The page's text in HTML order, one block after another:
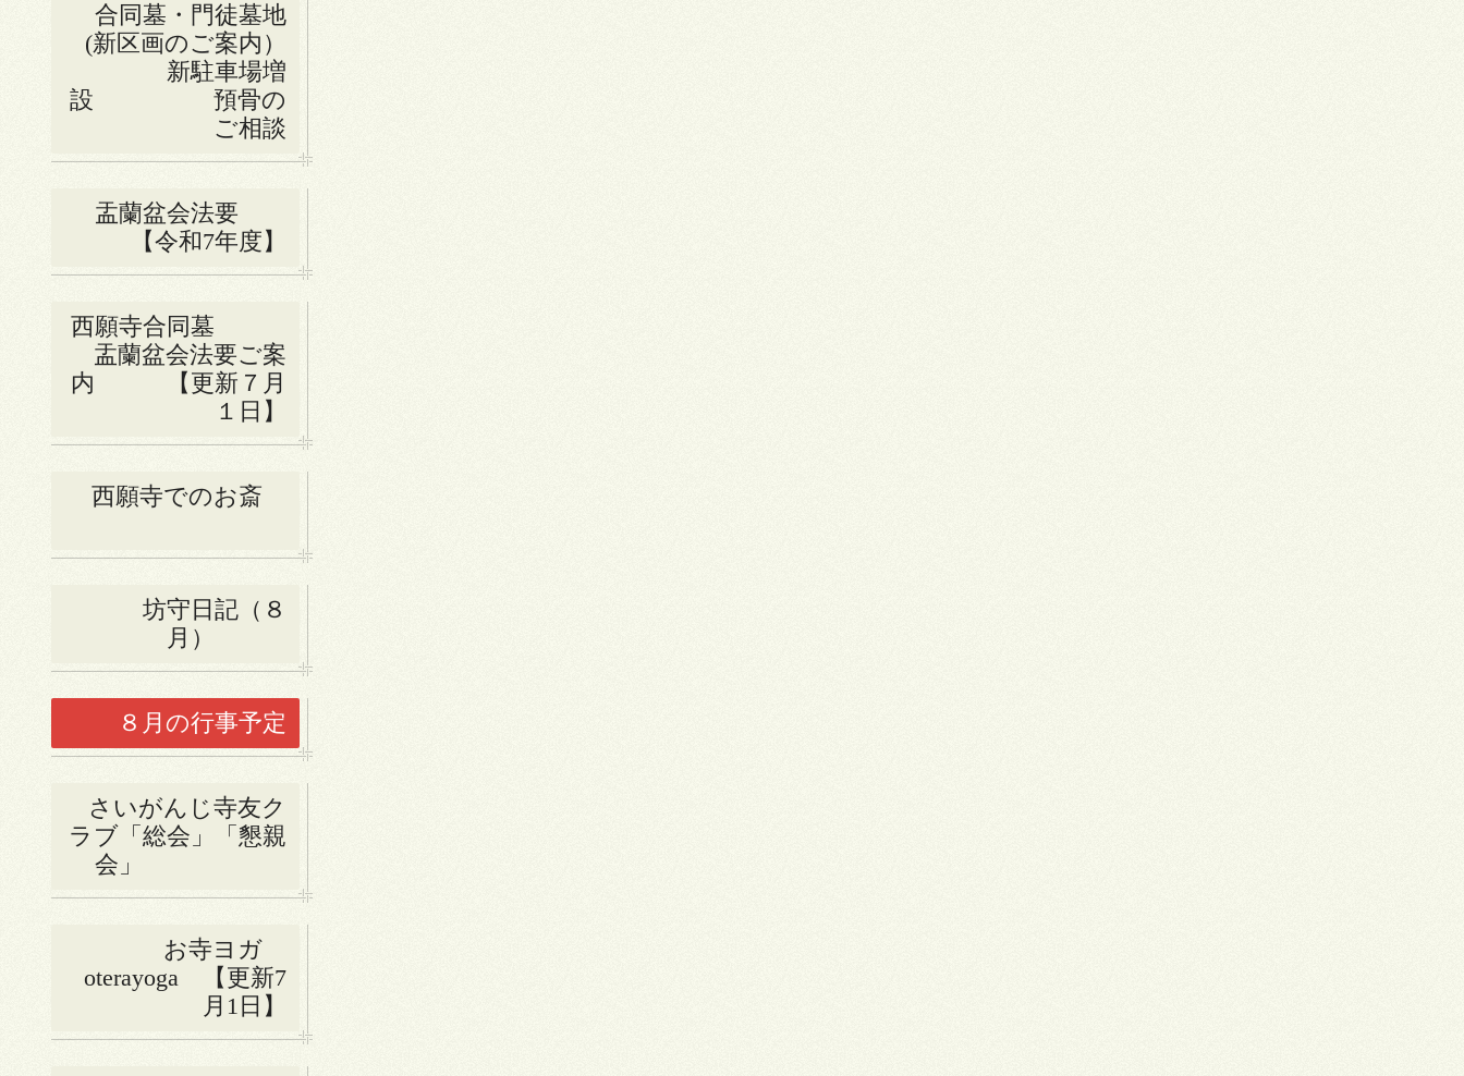
合同墓・門徒墓地
(新区画のご案内）
新駐車場増
設 預骨の
ご相談
盂蘭盆会法要
【令和7年度】
西願寺合同墓
盂蘭盆会法要ご案
内 【更新７月
１日】
西願寺でのお斎
坊守日記（８
月）
８月の行事予定
さいがんじ寺友ク
ラブ「総会」「懇親
会」
お寺ヨガ
oterayoga 【更新7
月1日】